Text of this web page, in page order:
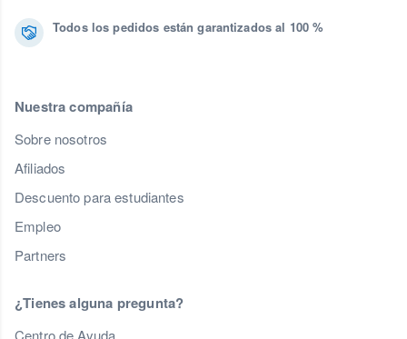
Todos los pedidos están garantizados al 100 %
Nuestra compañía
Sobre nosotros
Afiliados
Descuento para estudiantes
Empleo
Partners
¿Tienes alguna pregunta?
Centro de Ayuda